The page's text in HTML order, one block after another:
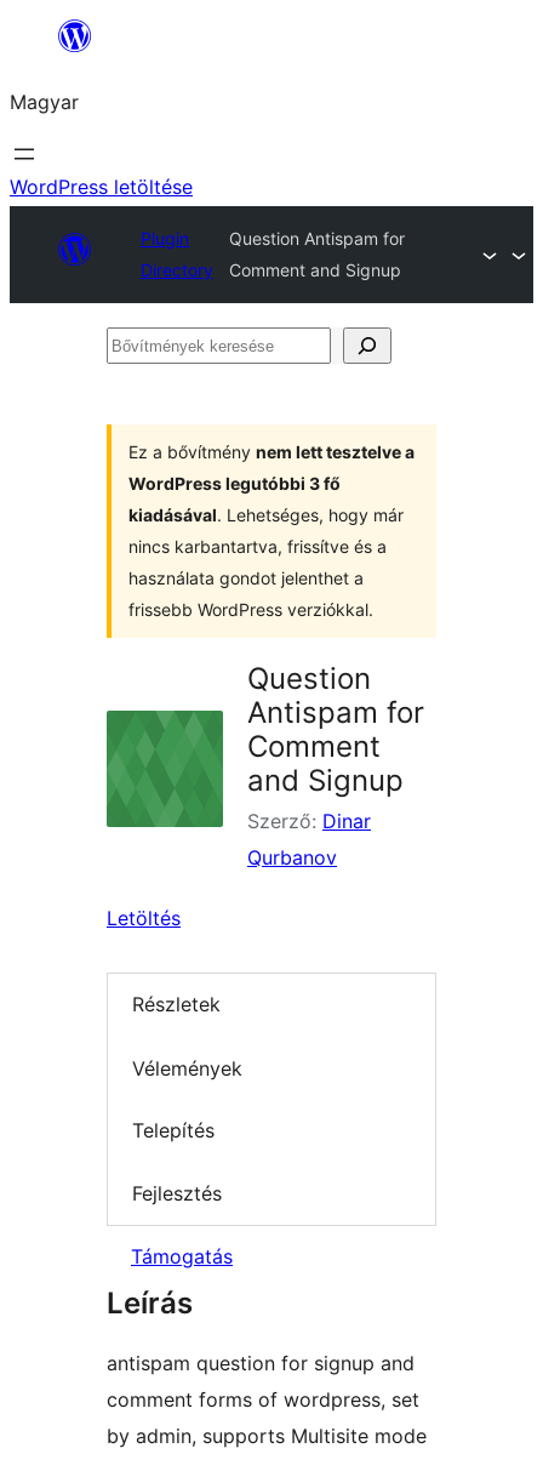
Ugrás
tartalomhoz
Magyar
WordPress letöltése
Plugin
Directory
Question Antispam for
Comment and Signup
Bővítmények
Ez a bővítmény nem lett tesztelve a
WordPress legutóbbi 3 fő
kiadásával. Lehetséges, hogy már
nincs karbantartva, frissítve és a
használata gondot jelenthet a
frissebb WordPress verziókkal.
Question
Antispam for
Comment
and Signup
Szerző: Dinar
Qurbanov
Letöltés
Részletek
Vélemények
Telepítés
Fejlesztés
Támogatás
Leírás
antispam question for signup and
comment forms of wordpress, set
by admin, supports Multisite mode